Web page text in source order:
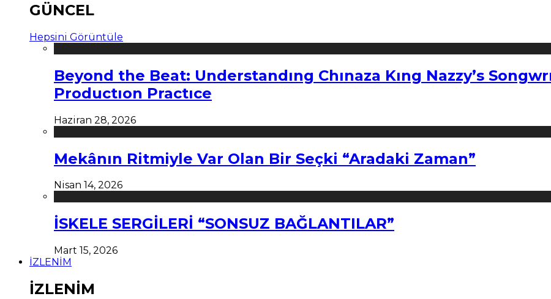
GÜNCEL
Hepsini Görüntüle
Beyond the Beat: Understandıng Chınaza Kıng Nazzy’s
Productıon Practıce
Haziran 28, 2026
Mekânın Ritmiyle Var Olan Bir Seçki “Aradaki Zaman”
Nisan 14, 2026
İSKELE SERGİLERİ “SONSUZ BAĞLANTILAR”
Mart 15, 2026
İZLENİM
İZLENİM